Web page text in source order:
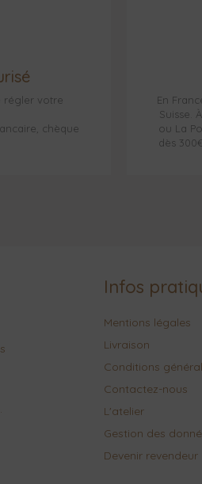
régler votre
chèque
En
Suisse.
ou La
dès
Infos
Mentions légales
Livraison
Conditions
Contactez-nous
L'atelier
Gestion des
Devenir revendeur